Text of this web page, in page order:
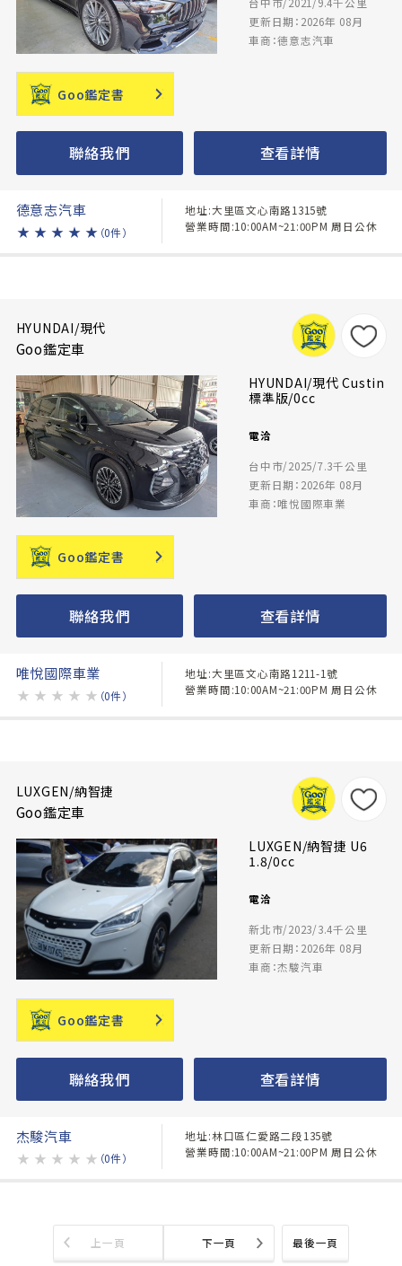
更新日期：2026年 08月
車商：德意志汽車
Goo鑑定書
聯絡我們 查看詳情
德意志汽車
★ ★ ★ ★ ★ （0件）
地址:大里區文心南路1315號
營業時間:10:00AM~21:00PM 周日公休
HYUNDAI/現代
Goo鑑定車
HYUNDAI/現代 Custin
標準版/0cc
電洽
台中市/2025/7.3千公里
更新日期：2026年 08月
車商：唯悅國際車業
Goo鑑定書
聯絡我們 查看詳情
唯悅國際車業
★ ★ ★ ★ ★ （0件）
地址:大里區文心南路1211-1號
營業時間:10:00AM~21:00PM 周日公休
LUXGEN/納智捷
Goo鑑定車
LUXGEN/納智捷 U6
1.8/0cc
電洽
新北市/2023/3.4千公里
更新日期：2026年 08月
車商：杰駿汽車
Goo鑑定書
聯絡我們 查看詳情
杰駿汽車
★ ★ ★ ★ ★ （0件）
地址:林口區仁愛路二段135號
營業時間:10:00AM~21:00PM 周日公休
最後一頁
上一頁 下一頁